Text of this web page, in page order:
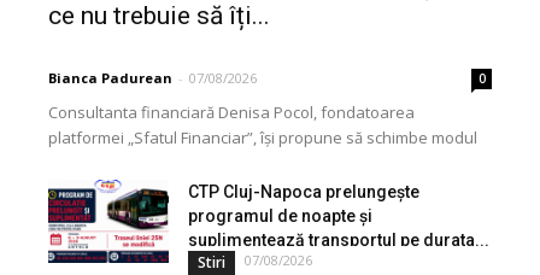
ce nu trebuie să îți...
Bianca Padurean - 07/08/2026 0
Consultanta financiară Denisa Pocol, fondatoarea
platformei „Sfatul Financiar”, își propune să schimbe modul
de peste...
CTP Cluj-Napoca prelungește
programul de noapte și
suplimentează transportul pe durata...
Stiri 07/08/2026